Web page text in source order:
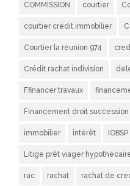
COMMISSION courtier
courtier crédit immobilier
Courtier la réunion 974
Crédit rachat indivision
Ffinancer travaux
Financement droit succession
immobilier intérêt IOBSP
Litige prêt viager
rac rachat rachat de